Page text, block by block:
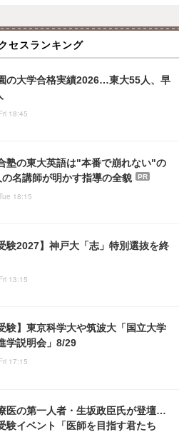
セスランキング
の大学合格実績2026…東大55人、早
18:45
塾の東大英語は"本番で崩れない"の
名講師が明かす指導の全貌
PR
18:15
験2027】神戸大「志」特別選抜を終
13:15
験】東京科学大や筑波大「国立大学
学説明会」8/29
17:15
医の第一人者・生坂政臣氏が登壇…
験イベント「医師を目指す君たち